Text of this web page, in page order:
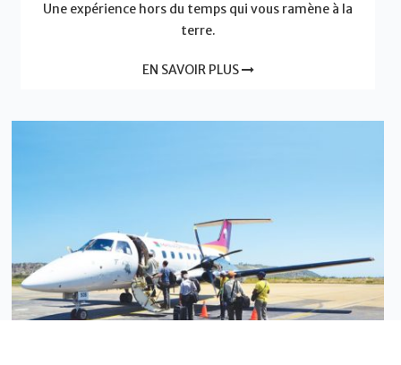
Une expérience hors du temps qui vous ramène à la
terre.
EN SAVOIR PLUS